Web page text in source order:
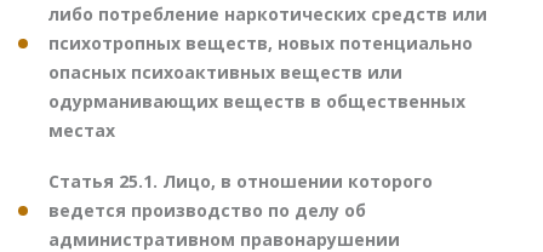
либо потребление наркотических средств или
психотропных веществ, новых потенциально
опасных психоактивных веществ или
одурманивающих веществ в общественных
местах
Статья 25.1. Лицо, в отношении которого
ведется производство по делу об
административном правонарушении